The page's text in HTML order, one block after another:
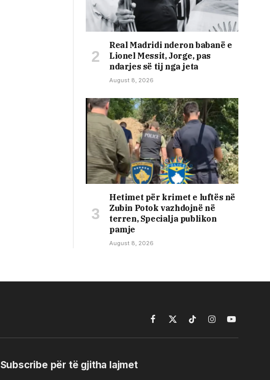
Real Madridi nderon babanë e
Lionel Messit, Jorge, pas
ndarjes së tij nga jeta
August 8, 2026
Hetimet për krimet e luftës në
Zubin Potok vazhdojnë në
terren, Specialja publikon
pamje
August 8, 2026
Facebook
X
TikTokInstagramYouTube
Subscribe për të gjitha lajmet